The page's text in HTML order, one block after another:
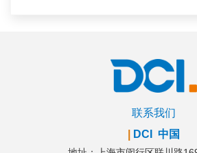
联系我们
DCI 中国